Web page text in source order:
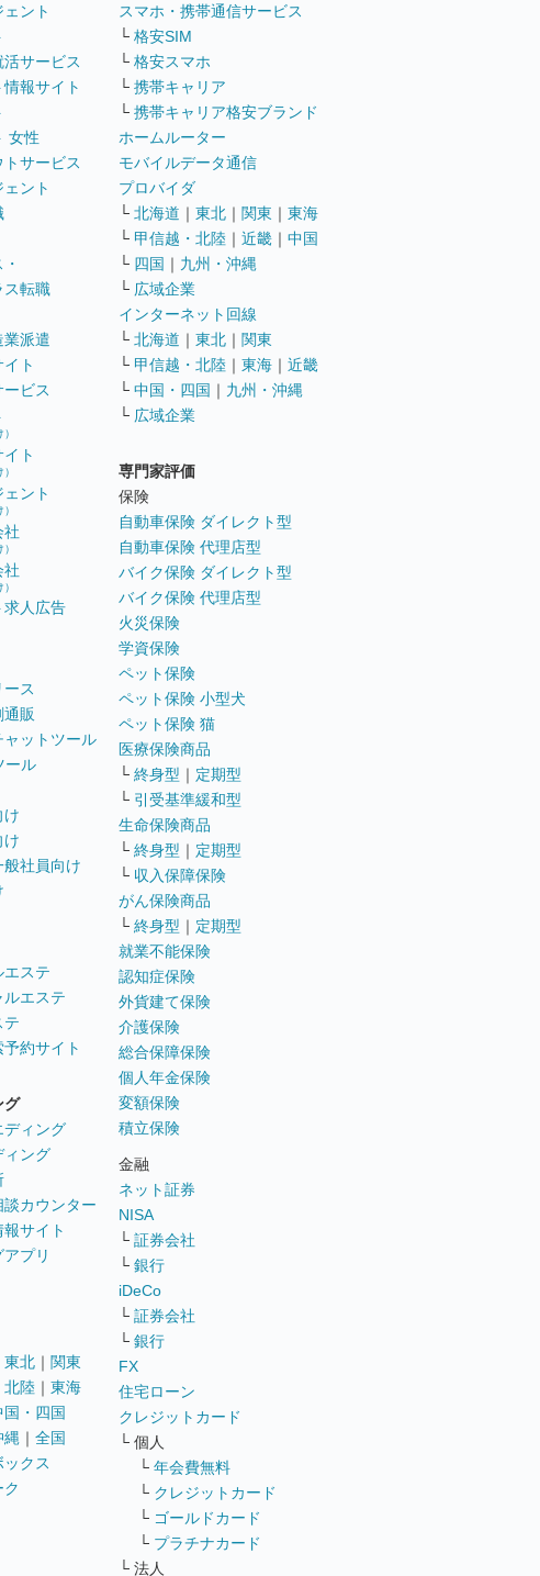
ント
サービス
報サイト
女性
サービス
ント
ス転職
業派遣
ト
ビス
ト
ント
社
社
求人広告
ス
販
ャットツール
ール
け
け
社員向け
エステ
ルエステ
テ
約サイト
グ
ディング
ィング
カウンター
サイト
プリ
東北 ｜ 関東
北陸 ｜ 東海
国・四国
縄 ｜ 全国
クス
スマホ・携帯通信サービス
└ 格安SIM
└ 格安スマホ
└ 携帯キャリア
└ 携帯キャリア格安ブランド
ホームルーター
モバイルデータ通信
プロバイダ
└ 北海道 ｜ 東北 ｜ 関東 ｜ 東海
└ 甲信越・北陸 ｜ 近畿 ｜ 中国
└ 四国 ｜ 九州・沖縄
└ 広域企業
インターネット回線
└ 北海道 ｜ 東北 ｜ 関東
└ 甲信越・北陸 ｜ 東海 ｜ 近畿
└ 中国・四国 ｜ 九州・沖縄
└ 広域企業
専門家評価
保険
自動車保険 ダイレクト型
自動車保険 代理店型
バイク保険 ダイレクト型
バイク保険 代理店型
火災保険
学資保険
ペット保険
ペット保険 小型犬
ペット保険 猫
医療保険商品
└ 終身型 ｜ 定期型
└ 引受基準緩和型
生命保険商品
└ 終身型 ｜ 定期型
└ 収入保障保険
がん保険商品
└ 終身型 ｜ 定期型
就業不能保険
認知症保険
外貨建て保険
介護保険
総合保障保険
個人年金保険
変額保険
積立保険
金融
ネット証券
NISA
└ 証券会社
└ 銀行
iDeCo
└ 証券会社
└ 銀行
FX
住宅ローン
クレジットカード
└ 個人
└ 年会費無料
└ クレジットカード
└ ゴールドカード
└ プラチナカード
└ 法人